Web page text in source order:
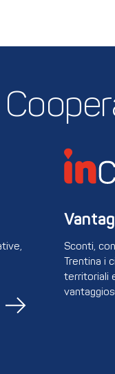
Sconti,
Trentina i
territoriali